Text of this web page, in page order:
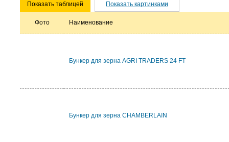
Показать таблицей Показать картинками
Фото Наименование
Бункер для зерна AGRI TRADERS 24 FT
Бункер для зерна CHAMBERLAIN